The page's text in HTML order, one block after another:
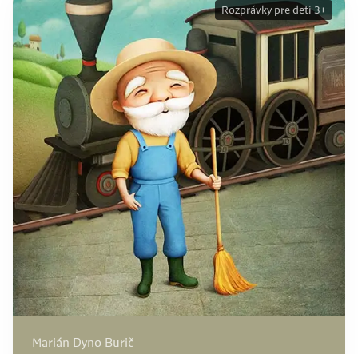
Marián Dyno Burič
Rozprávky pre deti 3+